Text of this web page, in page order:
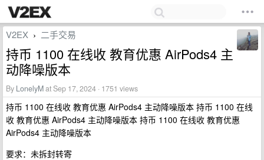
V2EX › 二手交易
持币 1100 在线收 教育优惠 AirPods4 主
动降噪版本
By LonelyMat Sep 17, 2024 · 1751 views
持币 1100 在线收 教育优惠 AirPods4 主动降噪版本 持币 1100 在线
收 教育优惠 AirPods4 主动降噪版本 持币 1100 在线收 教育优惠
AirPods4 主动降噪版本
要求：未拆封转寄